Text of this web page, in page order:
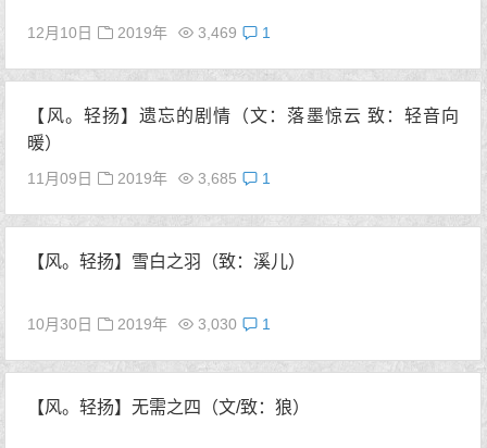
12月10日 2019年 3,469 1
【风。轻扬】遗忘的剧情（文：落墨惊云 致：轻音向
暖）
11月09日 2019年 3,685 1
【风。轻扬】雪白之羽（致：溪儿）
10月30日 2019年 3,030 1
【风。轻扬】无需之四（文/致：狼）